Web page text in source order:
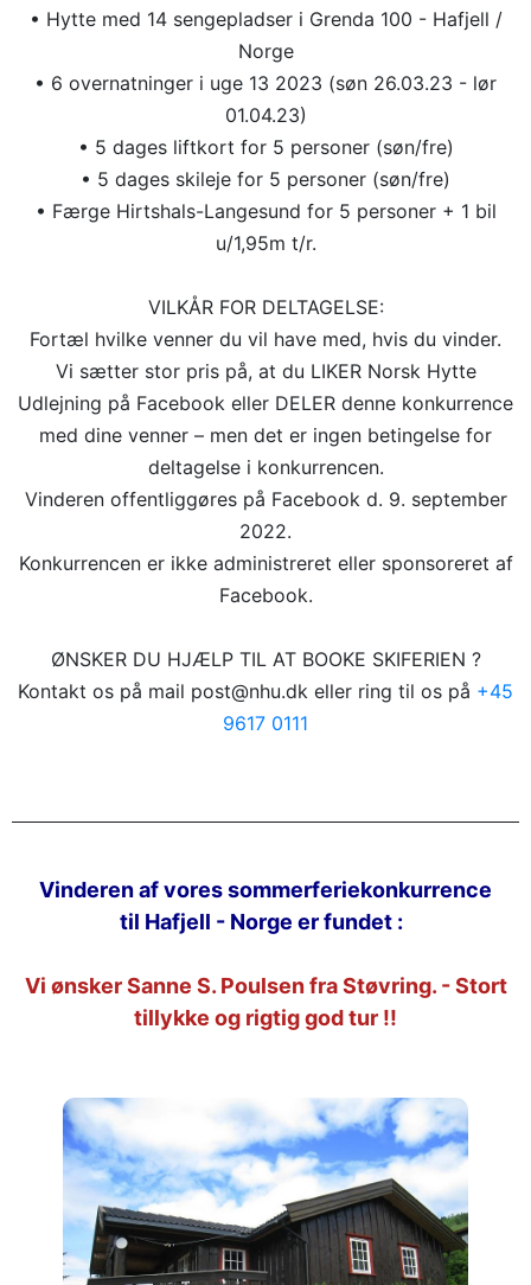
• Hytte med 14 sengepladser i Grenda 100 - Hafjell /
Norge
• 6 overnatninger i uge 13 2023 (søn 26.03.23 - lør
01.04.23)
• 5 dages liftkort for 5 personer (søn/fre)
• 5 dages skileje for 5 personer (søn/fre)
• Færge Hirtshals-Langesund for 5 personer + 1 bil
u/1,95m t/r.
VILKÅR FOR DELTAGELSE:
Fortæl hvilke venner du vil have med, hvis du vinder.
Vi sætter stor pris på, at du LIKER Norsk Hytte
Udlejning på Facebook eller DELER denne konkurrence
med dine venner – men det er ingen betingelse for
deltagelse i konkurrencen.
Vinderen offentliggøres på Facebook d. 9. september
2022.
Konkurrencen er ikke administreret eller sponsoreret af
Facebook.
ØNSKER DU HJÆLP TIL AT BOOKE SKIFERIEN ?
Kontakt os på mail post@nhu.dk eller ring til os på +45
9617 0111
Vinderen af vores sommerferiekonkurrence
til Hafjell - Norge er fundet :
Vi ønsker Sanne S. Poulsen fra Støvring. -Stort
tillykke og rigtig god tur !!